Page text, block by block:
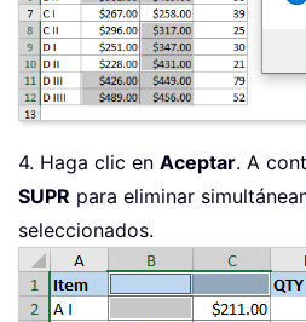
4. Haga clic en Aceptar. A
SUPR para eliminar
seleccionados.